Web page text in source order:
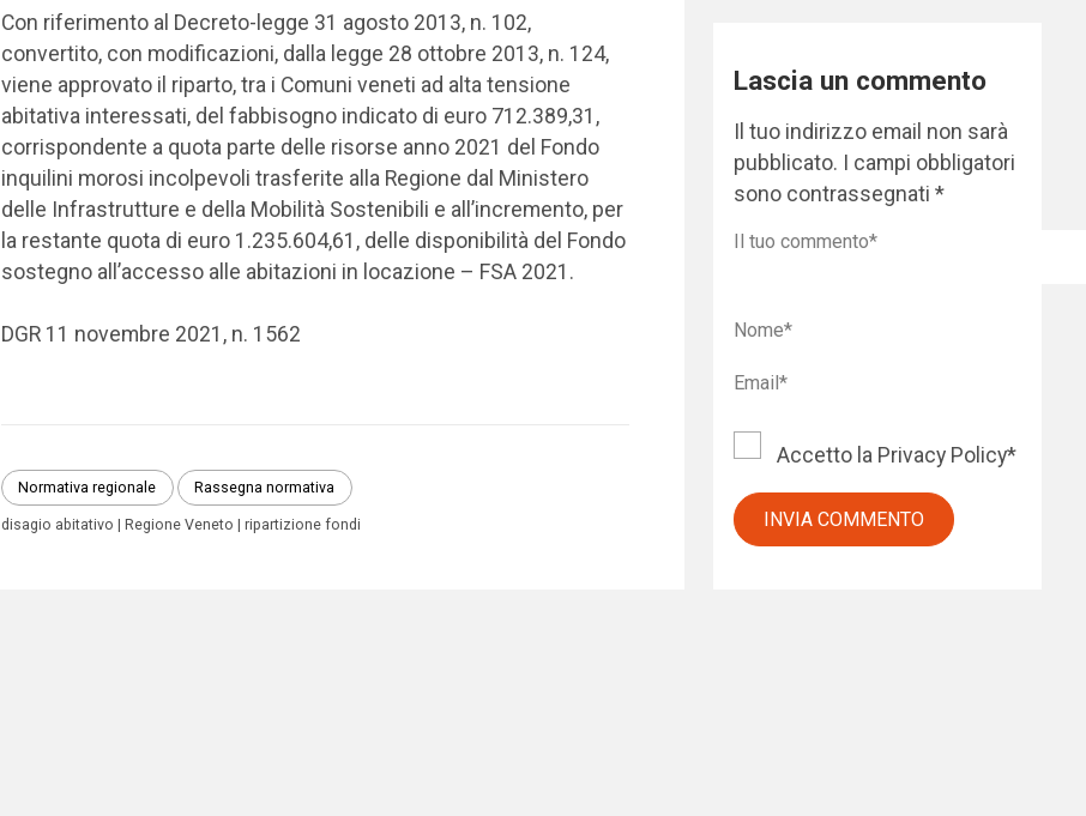
Con riferimento al Decreto-legge 31 agosto 2013, n. 102,
convertito, con modificazioni, dalla legge 28 ottobre 2013, n. 124,
viene approvato il riparto, tra i Comuni veneti ad alta tensione
abitativa interessati, del fabbisogno indicato di euro 712.389,31,
corrispondente a quota parte delle risorse anno 2021 del Fondo
inquilini morosi incolpevoli trasferite alla Regione dal Ministero
delle Infrastrutture e della Mobilità Sostenibili e all’incremento, per
la restante quota di euro 1.235.604,61, delle disponibilità del Fondo
sostegno all’accesso alle abitazioni in locazione – FSA 2021.
DGR 11 novembre 2021, n. 1562
Normativa regionale Rassegna normativa
disagio abitativo Regione Veneto ripartizione fondi
Lascia un commento
Il tuo indirizzo email non sarà
pubblicato. I campi obbligatori
sono contrassegnati*
Accetto la Privacy Policy*